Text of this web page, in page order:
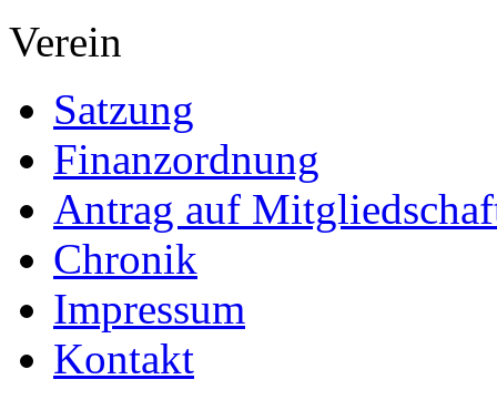
Verein
Satzung
Finanzordnung
Antrag auf
Chronik
Impressum
Kontakt